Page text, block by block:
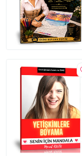
Tanıtım Metni
Baskı Boyutu13,50 x
Baskı Sayısı 2. Baskı
Çevirmen
Ciltsiz
Kağıt Cinsi
2.
Sayfa Sayısı 240
Yayın Dili
Türkçe
Ürün Kodu: